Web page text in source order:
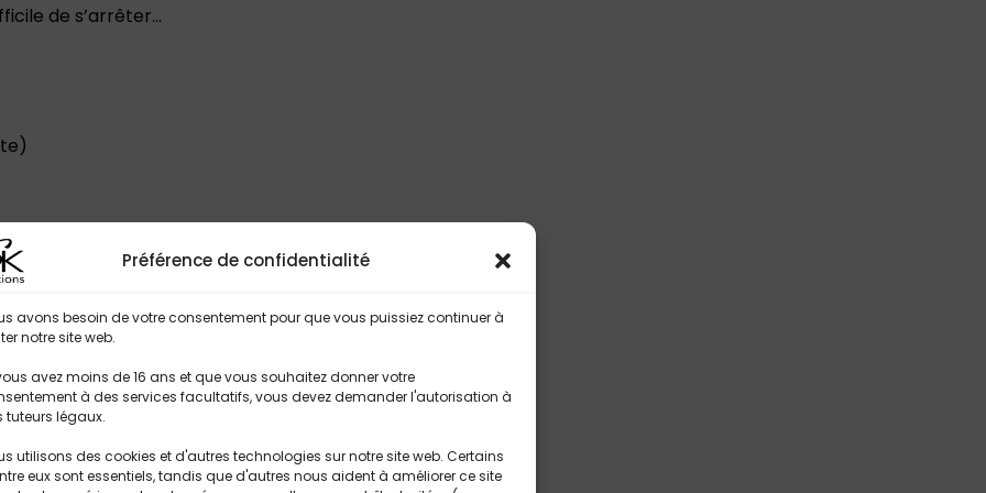
Préférence de confidentialité
avons besoin de votre consentement pour que vous puissiez continuer à
notre site web.
avez moins de 16 ans et que vous souhaitez donner votre
à des services facultatifs, vous devez demander l'autorisation à
tuteurs légaux.
utilisons des cookies et d'autres technologies sur notre site web. Certains
eux sont essentiels, tandis que d'autres nous aident à améliorer ce site
de s’arrêter…
Titres Similaires